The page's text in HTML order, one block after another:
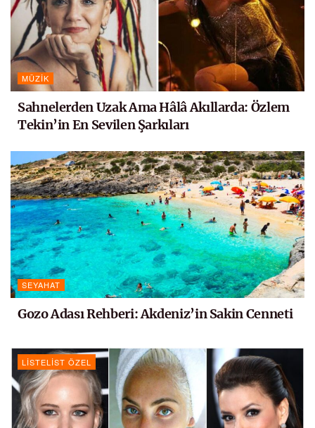
MÜZIK
Sahnelerden Uzak Ama Hâlâ Akıllarda: Özlem
Tekin’in En Sevilen Şarkıları
SEYAHAT
Gozo Adası Rehberi: Akdeniz’in Sakin Cenneti
LISTELIST ÖZEL